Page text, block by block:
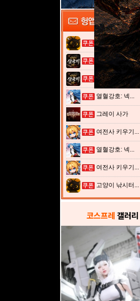
고양이 낚시터...
이것이 삼국지...
이것이 삼국지...
열혈강호: 넥...
그레이 사가
여전사 키우기...
열혈강호: 넥...
여전사 키우기...
고양이 낚시터...
코스프레 갤러리